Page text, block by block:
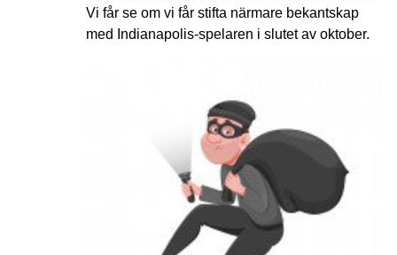
Vi får se om vi får stifta närmare bekantskap
med Indianapolis-spelaren i slutet av oktober.